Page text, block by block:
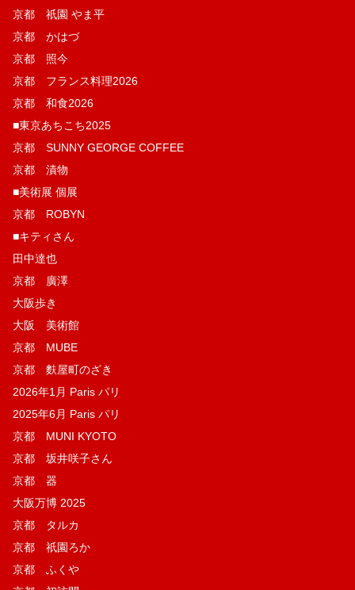
京都 祇園 やま平
京都 かはづ
京都 照今
京都 フランス料理2026
京都 和食2026
■東京あちこち2025
京都 SUNNY GEORGE COFFEE
京都 漬物
■美術展 個展
京都 ROBYN
■キティさん
田中達也
京都 廣澤
大阪歩き
大阪 美術館
京都 MUBE
京都 麩屋町のざき
2026年1月 Paris パリ
2025年6月 Paris パリ
京都 MUNI KYOTO
京都 坂井咲子さん
京都 器
大阪万博 2025
京都 タルカ
京都 祇園ろか
京都 ふくや